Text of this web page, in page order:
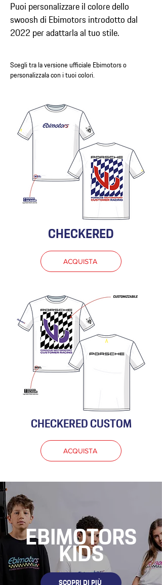
Puoi personalizzare il colore dello
swoosh di Ebimotors introdotto dal
2022 per adattarla al tuo stile.
Scegli tra la versione ufficiale Ebimotors o
personalizzala con i tuoi colori.
CHECKERED
ACQUISTA
CHECKERED CUSTOM
ACQUISTA
EBIMOTORS
KIDS